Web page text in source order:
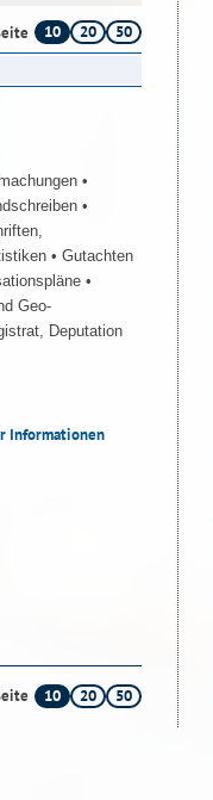
10 20 50
•
•
• Gutachten
•
Geo-
Deputation
Informationen
10 20 50